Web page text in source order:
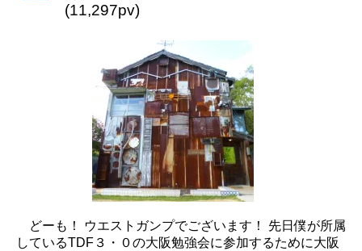
(11,297pv)
どーも！ ウエストガンプでございます！ 先日僕が所属
しているTDF３・０の大阪勉強会に参加するために大阪